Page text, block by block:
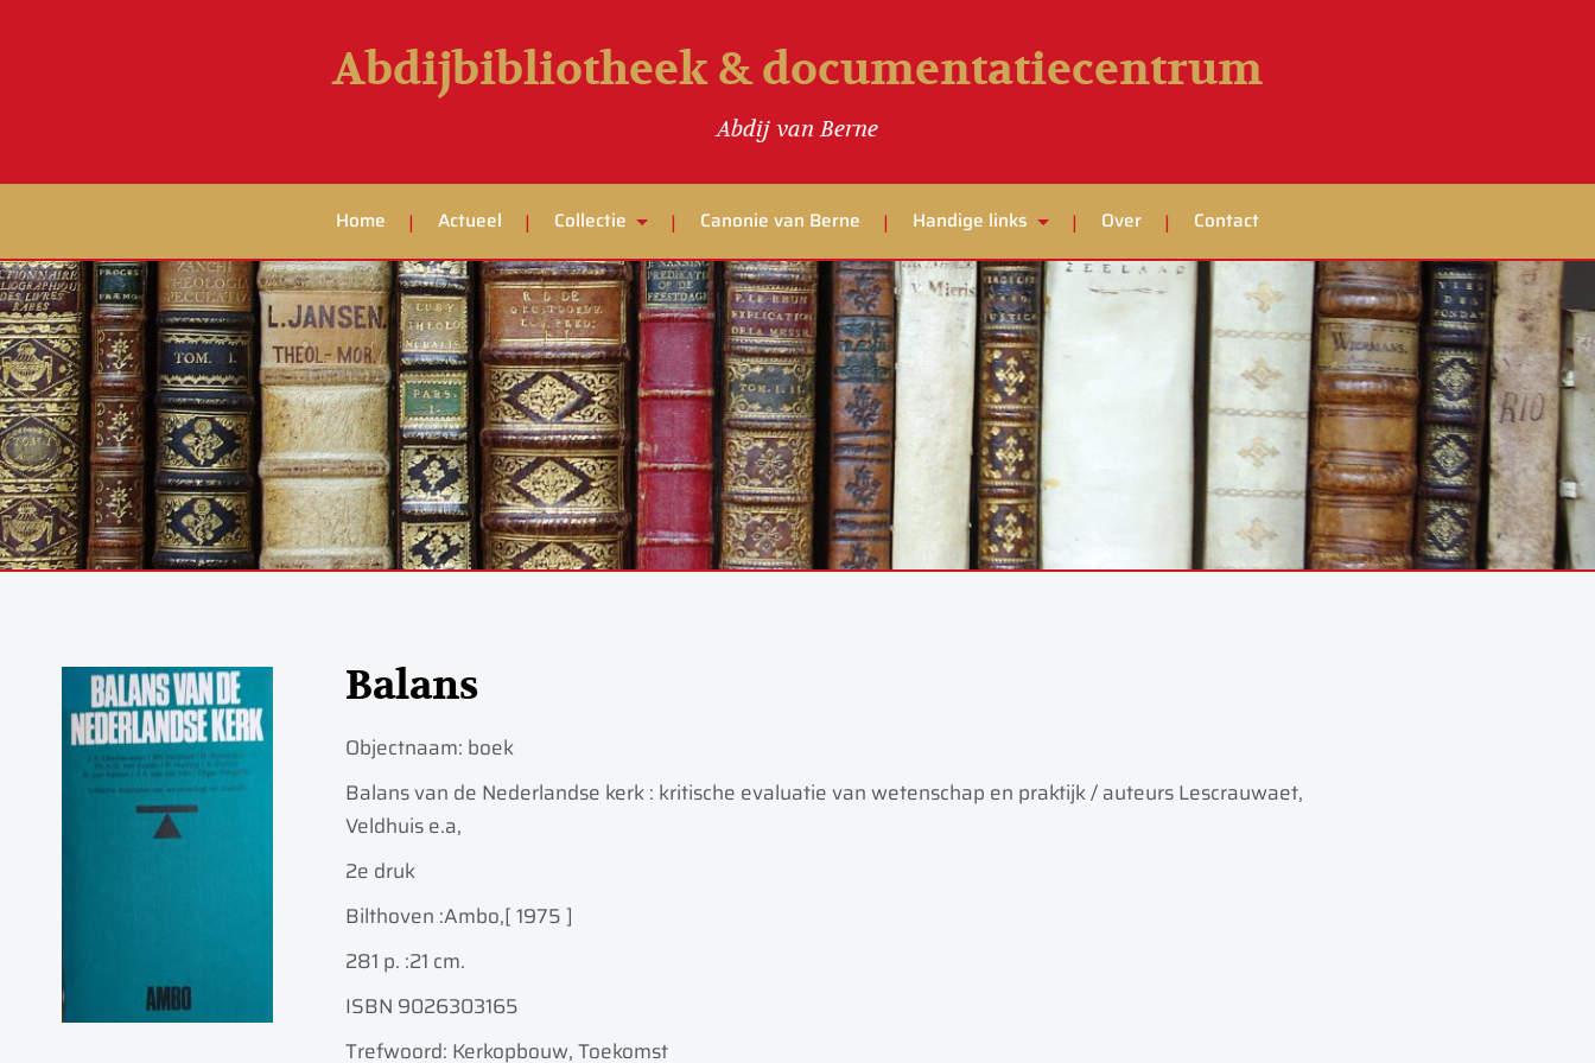
Abdijbibliotheek & documentatiecentrum
Abdij van Berne
Home Actueel Collectie Canonie van Berne Handige links Over Contact
Balans
Objectnaam: boek
Balans van de Nederlandse kerk : kritische evaluatie van wetenschap en praktijk / auteurs Lescrauwaet,
Veldhuis e.a,
2e druk
Bilthoven :Ambo,[ 1975 ]
281 p. :21 cm.
ISBN 9026303165
Trefwoord: Kerkopbouw, Toekomst